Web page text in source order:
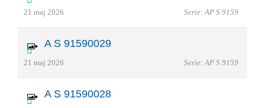
21 maj 2026 Serie: AP S 9159
A S 91590029
21 maj 2026 Serie: AP S 9159
A S 91590028